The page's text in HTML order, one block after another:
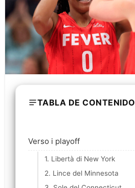
TABLA DE CONTENIDO
Verso i playoff
1. Libertà di New York
2. Lince del Minnesota